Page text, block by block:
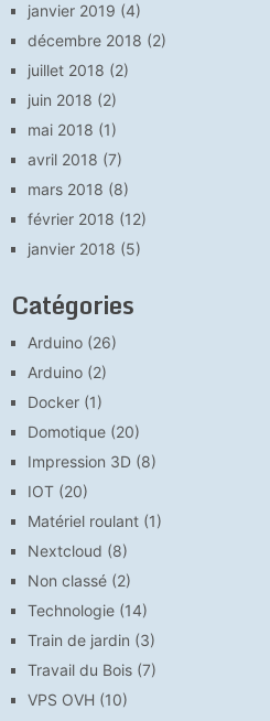
janvier 2019 (4)
décembre 2018 (2)
juillet 2018 (2)
juin 2018 (2)
mai 2018 (1)
avril 2018 (7)
mars 2018 (8)
février 2018 (12)
janvier 2018 (5)
Catégories
Arduino (26)
Arduino (2)
Docker (1)
Domotique (20)
Impression 3D (8)
IOT (20)
Matériel roulant (1)
Nextcloud (8)
Non classé (2)
Technologie (14)
Train de jardin (3)
Travail du Bois (7)
VPS OVH (10)